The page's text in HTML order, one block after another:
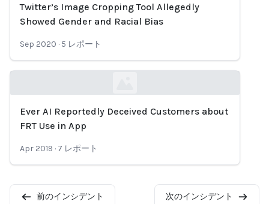
Loading...
Twitter’s Image Cropping Tool Allegedly
Showed Gender and Racial Bias
Sep 2020 · 5 レポート
Loading...
Ever AI Reportedly Deceived Customers about
FRT Use in App
Apr 2019 · 7 レポート
前のインシデント 次のインシデント